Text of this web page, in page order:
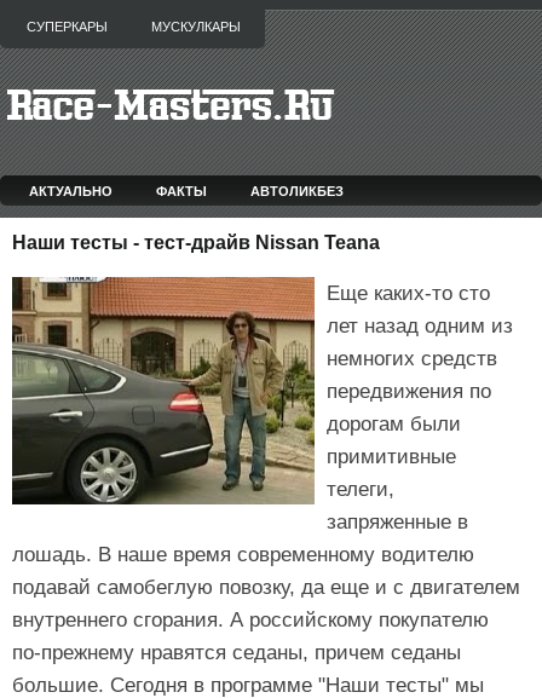
СУПЕРКАРЫ МУСКУЛКАРЫ
АКТУАЛЬНО ФАКТЫ АВТОЛИКБЕЗ
Наши тесты - тест-драйв Nissan Teana
Еще каких-то сто
лет назад одним из
немногих средств
передвижения по
дорогам были
примитивные
телеги,
запряженные в
лошадь. В наше время современному водителю
подавай самобеглую повозку, да еще и с двигателем
внутреннего сгорания. А российскому покупателю
по-прежнему нравятся седаны, причем седаны
большие. Сегодня в программе "Наши тесты" мы